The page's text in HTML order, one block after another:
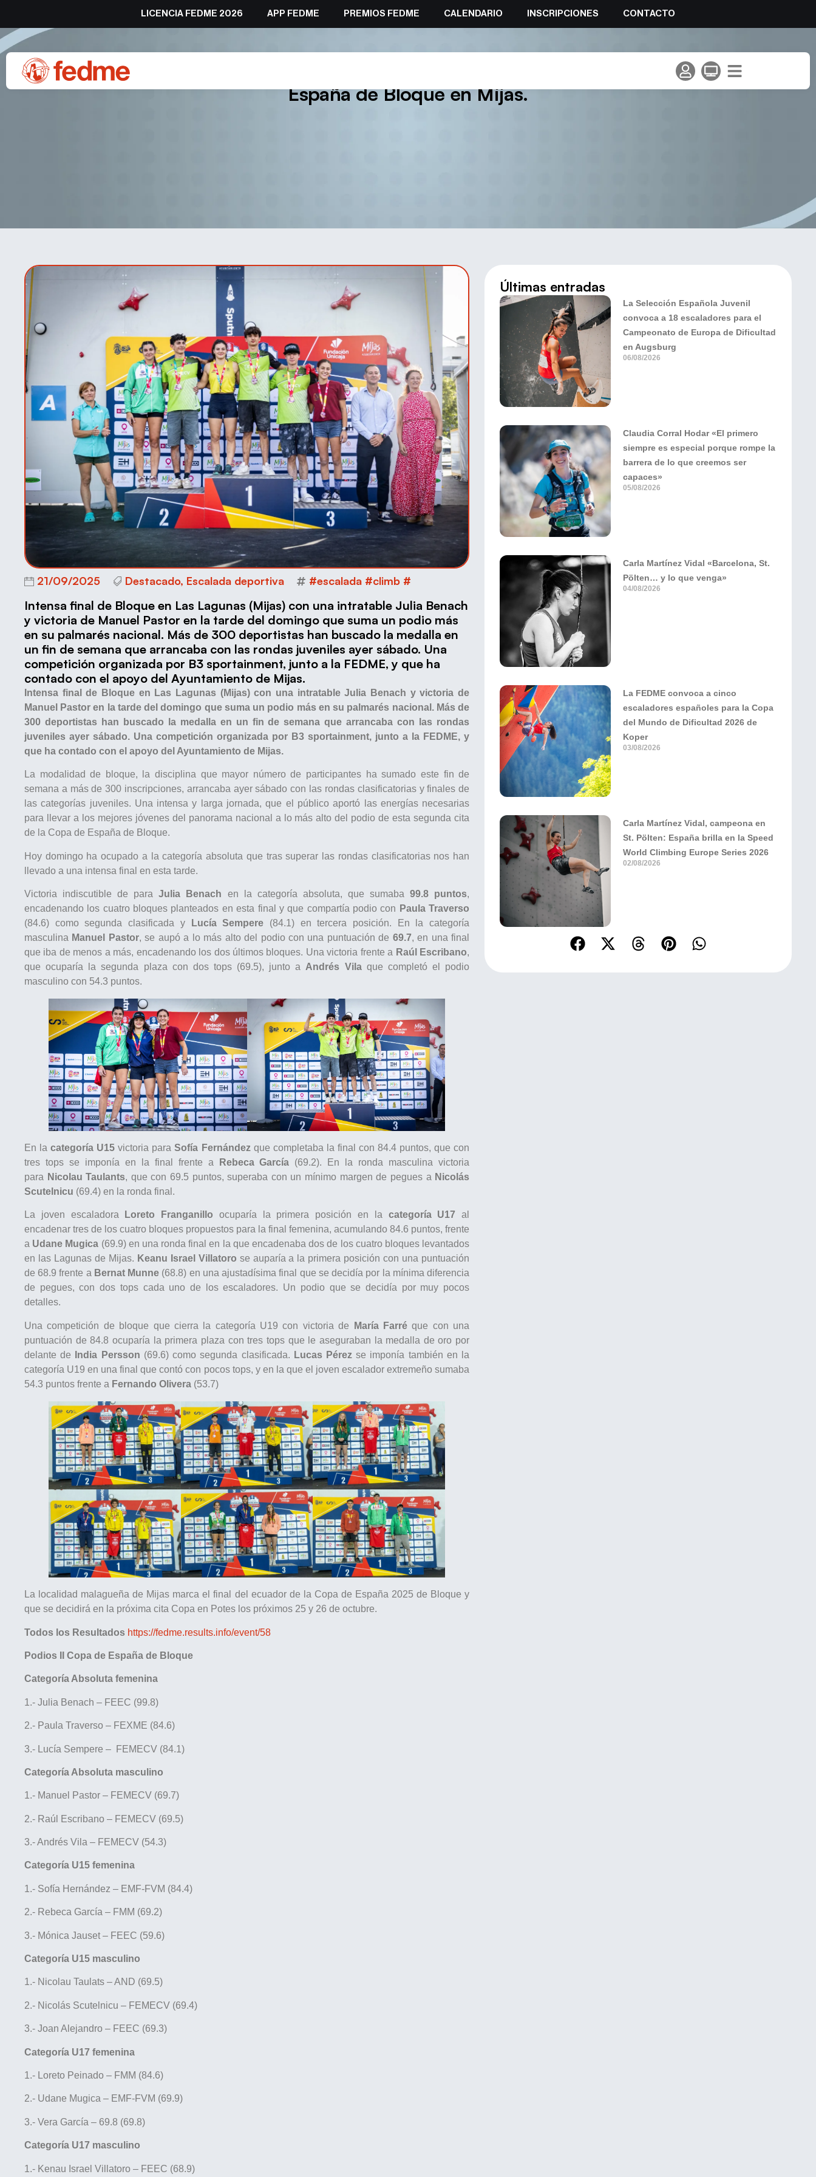
LICENCIA FEDME 2026 APP FEDME PREMIOS FEDME CALENDARIO INSCRIPCIONES CONTACTO
Julia Benach y Manuel Pastor en lo más alto de la segunda parada de la Copa de
España de Bloque en Mijas.
21/09/2025 Destacado, Escalada deportiva #escalada #climb #
Intensa final de Bloque en Las Lagunas (Mijas) con una intratable Julia Benach
y victoria de Manuel Pastor en la tarde del domingo que suma un podio más
en su palmarés nacional. Más de 300 deportistas han buscado la medalla en
un fin de semana que arrancaba con las rondas juveniles ayer sábado. Una
competición organizada por B3 sportainment, junto a la FEDME, y que ha
contado con el apoyo del Ayuntamiento de Mijas.
Intensa final de Bloque en Las Lagunas (Mijas) con una intratable Julia Benach y victoria de
Manuel Pastor en la tarde del domingo que suma un podio más en su palmarés nacional. Más de
300 deportistas han buscado la medalla en un fin de semana que arrancaba con las rondas
juveniles ayer sábado. Una competición organizada por B3 sportainment, junto a la FEDME, y
que ha contado con el apoyo del Ayuntamiento de Mijas.
La modalidad de bloque, la disciplina que mayor número de participantes ha sumado este fin de
semana a más de 300 inscripciones, arrancaba ayer sábado con las rondas clasificatorias y finales de
las categorías juveniles. Una intensa y larga jornada, que el público aportó las energías necesarias
para llevar a los mejores jóvenes del panorama nacional a lo más alto del podio de esta segunda cita
de la Copa de España de Bloque.
Hoy domingo ha ocupado a la categoría absoluta que tras superar las rondas clasificatorias nos han
llevado a una intensa final en esta tarde.
Victoria indiscutible de paraJulia Benach en la categoría absoluta, que sumaba99.8 puntos,
encadenando los cuatro bloques planteados en esta final y que compartía podio con Paula Traverso
(84.6) como segunda clasificada y
Lucía Sempere (84.1) en tercera posición. En la categoría
masculina Manuel Pastor, se aupó a lo más alto del podio con una puntuación de 69.7, en una final
que iba de menos a más, encadenando los dos últimos bloques. Una victoria frente a Raúl Escribano,
que ocuparía la segunda plaza con dos tops (69.5), junto a Andrés Vilaque completó el podio
masculino con 54.3 puntos.
En lacategoría U15 victoria paraSofía Fernándezque completaba la final con 84.4 puntos, que con
tres tops se imponía en la final frente a
Rebeca García (69.2). En la ronda masculina victoria
para Nicolau Taulants, que con 69.5 puntos, superaba con un mínimo margen de pegues a Nicolás
Scutelnicu (69.4) en la ronda final.
La joven escaladora Loreto Franganillo ocuparía la primera posición en la categoría U17 al
encadenar tres de los cuatro bloques propuestos para la final femenina, acumulando 84.6 puntos, frente
a Udane Mugica (69.9) en una ronda final en la que encadenaba dos de los cuatro bloques levantados
en las Lagunas de Mijas. Keanu Israel Villatoro se auparía a la primera posición con una puntuación
de 68.9 frente a Bernat Munne (68.8) en una ajustadísima final que se decidía por la mínima diferencia
de pegues, con dos tops cada uno de los escaladores. Un podio que se decidía por muy pocos
detalles.
Una competición de bloque que cierra la categoría U19 con victoria de María Farréque con una
puntuación de 84.8 ocuparía la primera plaza con tres tops que le aseguraban la medalla de oro por
delante de
India Persson (69.6) como segunda clasificada. Lucas Pérez se imponía también en la
categoría U19 en una final que contó con pocos tops, y en la que el joven escalador extremeño sumaba
54.3 puntos frente a Fernando Olivera (53.7)
La localidad malagueña de Mijas marca el final del ecuador de la Copa de España 2025 de Bloque y
que se decidirá en la próxima cita Copa en Potes los próximos 25 y 26 de octubre.
Todos los Resultados https://fedme.results.info/event/58
Podios II Copa de España de Bloque
Categoría Absoluta femenina
1.- Julia Benach – FEEC (99.8)
2.- Paula Traverso – FEXME (84.6)
3.- Lucía Sempere – FEMECV (84.1)
Categoría Absoluta masculino
1.- Manuel Pastor – FEMECV (69.7)
2.- Raúl Escribano – FEMECV (69.5)
3.- Andrés Vila – FEMECV (54.3)
Categoría U15 femenina
1.- Sofía Hernández – EMF-FVM (84.4)
2.- Rebeca García – FMM (69.2)
3.- Mónica Jauset – FEEC (59.6)
Categoría U15 masculino
1.- Nicolau Taulats – AND (69.5)
2.- Nicolás Scutelnicu – FEMECV (69.4)
3.- Joan Alejandro – FEEC (69.3)
Categoría U17 femenina
1.- Loreto Peinado – FMM (84.6)
2.- Udane Mugica – EMF-FVM (69.9)
3.- Vera García – 69.8 (69.8)
Categoría U17 masculino
1.- Kenau Israel Villatoro – FEEC (68.9)
Últimas entradas
La Selección Española Juvenil
convoca a 18 escaladores para el
Campeonato de Europa de Dificultad
en Augsburg
06/08/2026
Claudia Corral Hodar «El primero
siempre es especial porque rompe la
barrera de lo que creemos ser
capaces»
05/08/2026
Carla Martínez Vidal «Barcelona, St.
Pölten… y lo que venga»
04/08/2026
La FEDME convoca a cinco
escaladores españoles para la Copa
del Mundo de Dificultad 2026 de
Koper
03/08/2026
Carla Martínez Vidal, campeona en
St. Pölten: España brilla en la Speed
World Climbing Europe Series 2026
02/08/2026